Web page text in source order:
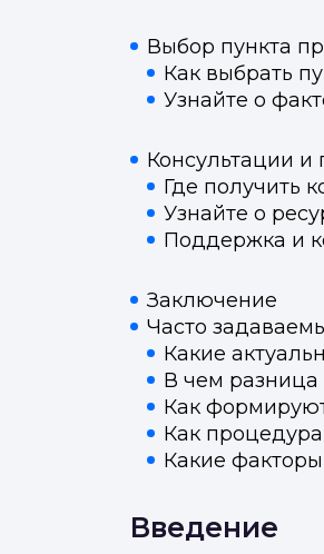
Выбор пункта
Как выбрать
Узнайте о
Консультации
Где получить
Узнайте о
Поддержка и
Заключение
Часто
Какие
В чем разница
Как
Как
Какие
Введение